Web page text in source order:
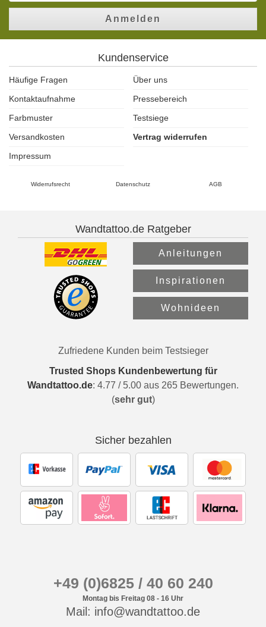
Anmelden
Kundenservice
Häufige Fragen
Über uns
Kontaktaufnahme
Pressebereich
Farbmuster
Testsiege
Versandkosten
Vertrag widerrufen
Impressum
Widerrufsrecht Datenschutz AGB
Wandtattoo.de Ratgeber
Anleitungen
Inspirationen
Wohnideen
Zufriedene Kunden beim Testsieger
Trusted Shops Kundenbewertung für
Wandtattoo.de: 4.77 / 5.00 aus 265 Bewertungen.
(sehr gut)
Sicher bezahlen
+49 (0)6825 / 40 60 240
Montag bis Freitag 08 - 16 Uhr
Mail: info@wandtattoo.de